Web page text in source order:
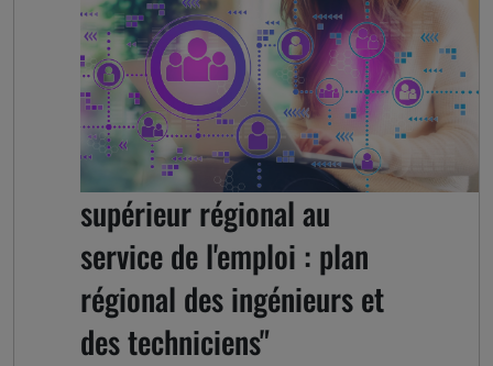
Avis sur " l'enseignement
supérieur régional au
service de l'emploi : plan
régional des ingénieurs et
des techniciens"